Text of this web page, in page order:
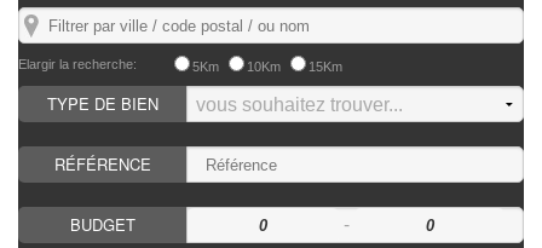
Elargir la recherche: 5Km 10Km 15Km
TYPE DE BIEN
RÉFÉRENCE
BUDGET -